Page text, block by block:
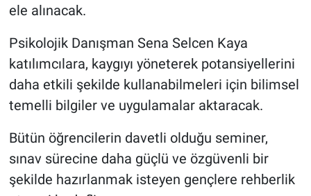
ele alınacak.
Psikolojik Danışman Sena Selcen Kaya
katılımcılara, kaygıyı yöneterek potansiyellerini
daha etkili şekilde kullanabilmeleri için bilimsel
temelli bilgiler ve uygulamalar aktaracak.
Bütün öğrencilerin davetli olduğu seminer,
sınav sürecine daha güçlü ve özgüvenli bir
şekilde hazırlanmak isteyen gençlere rehberlik
Çevre
Haberde İnsan